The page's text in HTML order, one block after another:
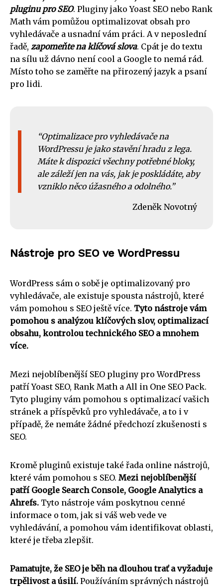
pluginu pro SEO. Pluginy jako Yoast SEO nebo Rank
Math vám pomůžou optimalizovat obsah pro
vyhledávače a usnadní vám práci. A v neposlední
řadě, zapomeňte na klíčová slova. Cpát je do textu
na sílu už dávno není cool a Google to nemá rád.
Místo toho se zaměřte na přirozený jazyk a psaní
pro lidi.
Optimalizace pro vyhledávače na
WordPressu je jako stavění hradu z lega.
Máte k dispozici všechny potřebné bloky,
ale záleží jen na vás, jak je poskládáte, aby
vzniklo něco úžasného a odolného.
Zdeněk Novotný
Nástroje pro SEO ve WordPressu
WordPress sám o sobě je optimalizovaný pro
vyhledávače, ale existuje spousta nástrojů, které
vám pomohou s SEO ještě více. Tyto nástroje vám
pomohou s analýzou klíčových slov, optimalizací
obsahu, kontrolou technického SEO a mnohem
více.
Mezi nejoblíbenější SEO pluginy pro WordPress
patří Yoast SEO, Rank Math a All in One SEO Pack.
Tyto pluginy vám pomohou s optimalizací vašich
stránek a příspěvků pro vyhledávače, a to i v
případě, že nemáte žádné předchozí zkušenosti s
SEO.
Kromě pluginů existuje také řada online nástrojů,
které vám pomohou s SEO. Mezi nejoblíbenější
patří Google Search Console, Google Analytics a
Ahrefs. Tyto nástroje vám poskytnou cenné
informace o tom, jak si váš web vede ve
vyhledávání, a pomohou vám identifikovat oblasti,
které je třeba zlepšit.
Pamatujte, že SEO je běh na dlouhou trať a vyžaduje
trpělivost a úsilí. Používáním správných nástrojů